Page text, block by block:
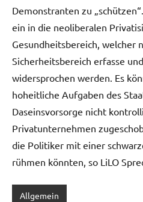
Demonstranten zu
ein in die neoliberalen
Gesundheitsbereich, welcher
Sicherheitsbereich erfasse
widersprochen werden. Es
hoheitliche Aufgaben des
Daseinsvorsorge nicht
Privatunternehmen
die Politiker mit einer
rühmen könnten, so LiLO
Allgemein